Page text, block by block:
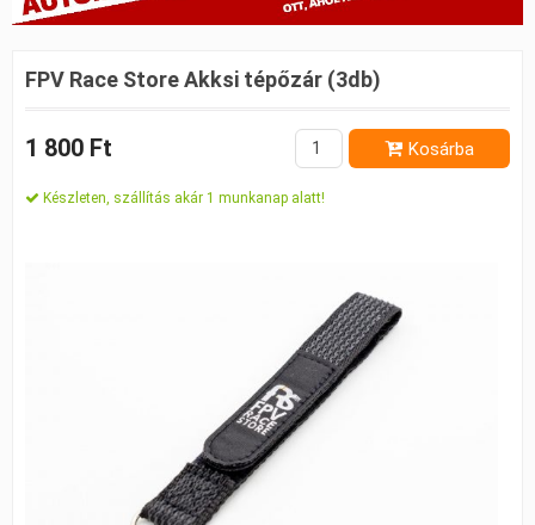
FPV Race Store Akksi tépőzár (3db)
1 800 Ft Kosárba
Készleten, szállítás akár 1 munkanap alatt!